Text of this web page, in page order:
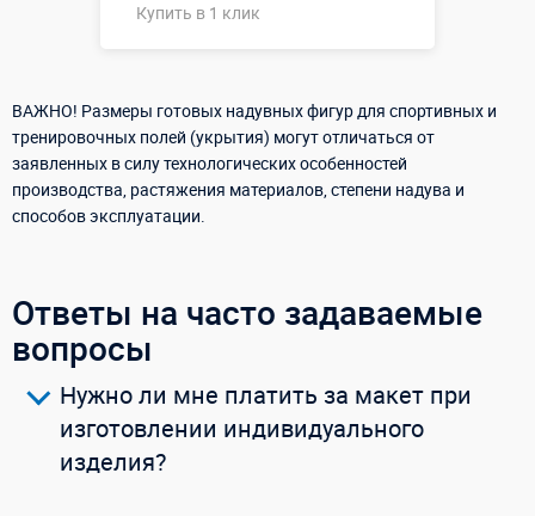
Купить в 1 клик
ВАЖНО! Размеры готовых надувных фигур для спортивных и
тренировочных полей (укрытия) могут отличаться от
заявленных в силу технологических особенностей
производства, растяжения материалов, степени надува и
способов эксплуатации.
Ответы на часто задаваемые
вопросы
Нужно ли мне платить за макет при
изготовлении индивидуального
изделия?